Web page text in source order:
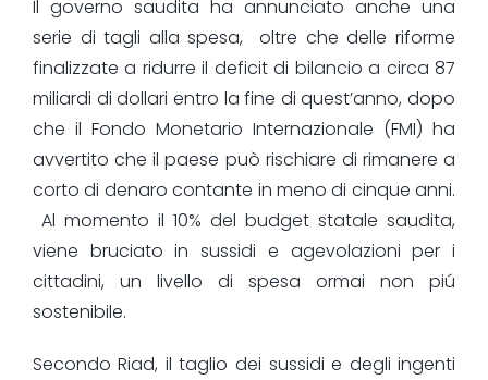
Il governo saudita ha annunciato anche una
serie di tagli alla spesa, oltre che delle riforme
finalizzate a ridurre il deficit di bilancio a circa 87
miliardi di dollari entro la fine di quest’anno, dopo
che il Fondo Monetario Internazionale (FMI) ha
avvertito che il paese può rischiare di rimanere a
corto di denaro contante in meno di cinque anni.
Al momento il 10% del budget statale saudita,
viene bruciato in sussidi e agevolazioni per i
cittadini, un livello di spesa ormai non piú
sostenibile.
Secondo Riad, il taglio dei sussidi e degli ingenti